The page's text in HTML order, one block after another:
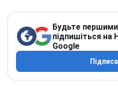
Будьте першими
підпишіться на
Google